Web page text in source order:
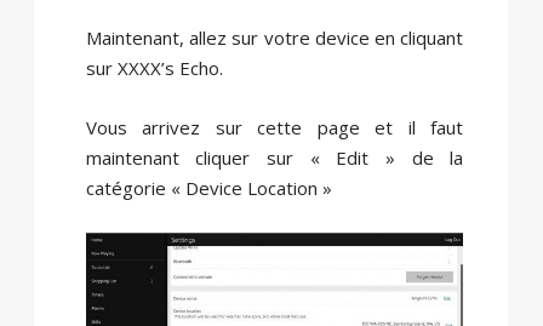
Maintenant, allez sur votre device en cliquant
sur XXXX’s Echo.
Vous arrivez sur cette page et il faut
maintenant cliquer sur « Edit » de la
catégorie « Device Location »